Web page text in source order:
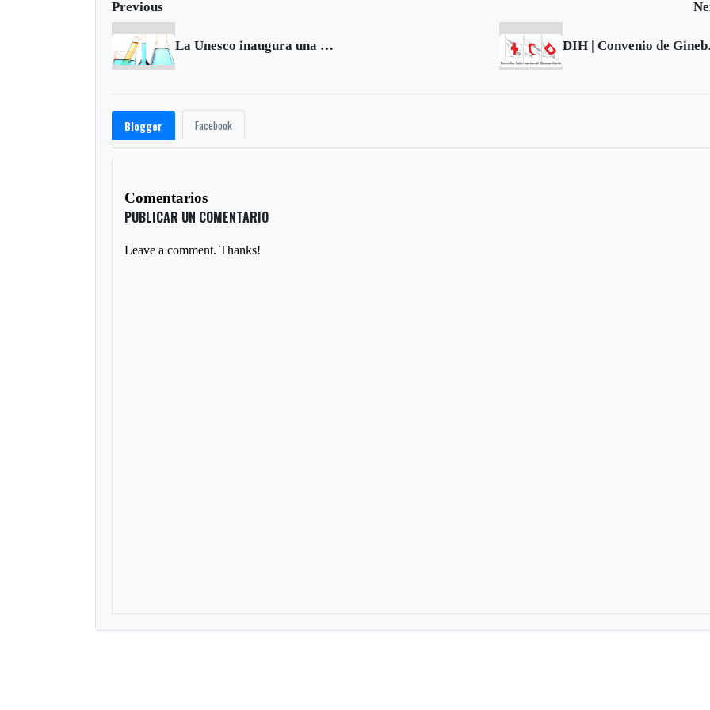
Previous
La Unesco inaugura una biblioteca científica mundial en línea DIH |
Blogger Facebook
Comentarios
PUBLICAR UN COMENTARIO
Leave a comment. Thanks!